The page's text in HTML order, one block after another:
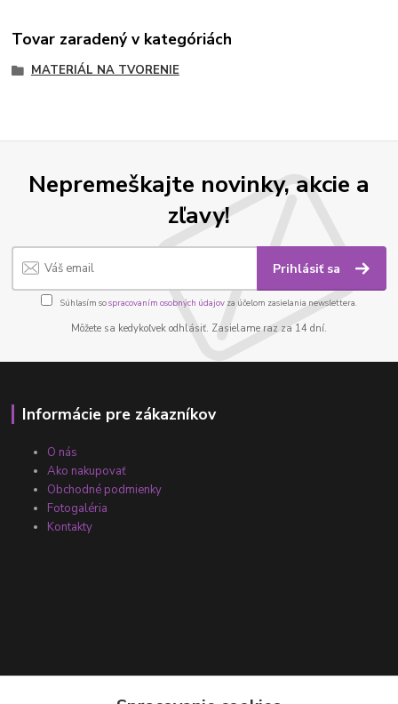
Tovar zaradený v kategóriách
MATERIÁL NA TVORENIE
Nepremeškajte novinky, akcie a
zľavy!
Prihlásiť sa
Súhlasím sospracovaním osobných údajov za účelom zasielania newslettera.
Môžete sa kedykoľvek odhlásiť. Zasielame raz za 14 dní.
Informácie pre zákazníkov
O nás
Ako nakupovať
Obchodné podmienky
Fotogaléria
Kontakty